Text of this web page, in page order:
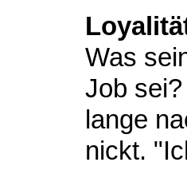
Was
Job
lange
nickt.